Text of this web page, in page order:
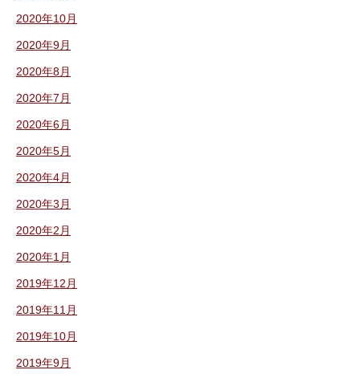
2020年10月
2020年9月
2020年8月
2020年7月
2020年6月
2020年5月
2020年4月
2020年3月
2020年2月
2020年1月
2019年12月
2019年11月
2019年10月
2019年9月